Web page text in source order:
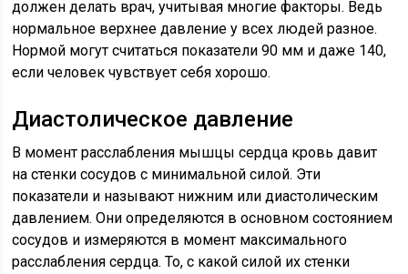
должен делать врач, учитывая многие факторы. Ведь
нормальное верхнее давление у всех людей разное.
Нормой могут считаться показатели 90 мм и даже 140,
если человек чувствует себя хорошо.
Диастолическое давление
В момент расслабления мышцы сердца кровь давит
на стенки сосудов с минимальной силой. Эти
показатели и называют нижним или диастолическим
давлением. Они определяются в основном состоянием
сосудов и измеряются в момент максимального
расслабления сердца. То, с какой силой их стенки